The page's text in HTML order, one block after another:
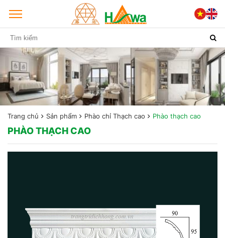
Trang chủ Sản phẩm Phào chỉ Thạch cao Phào thạch cao
PHÀO THẠCH CAO